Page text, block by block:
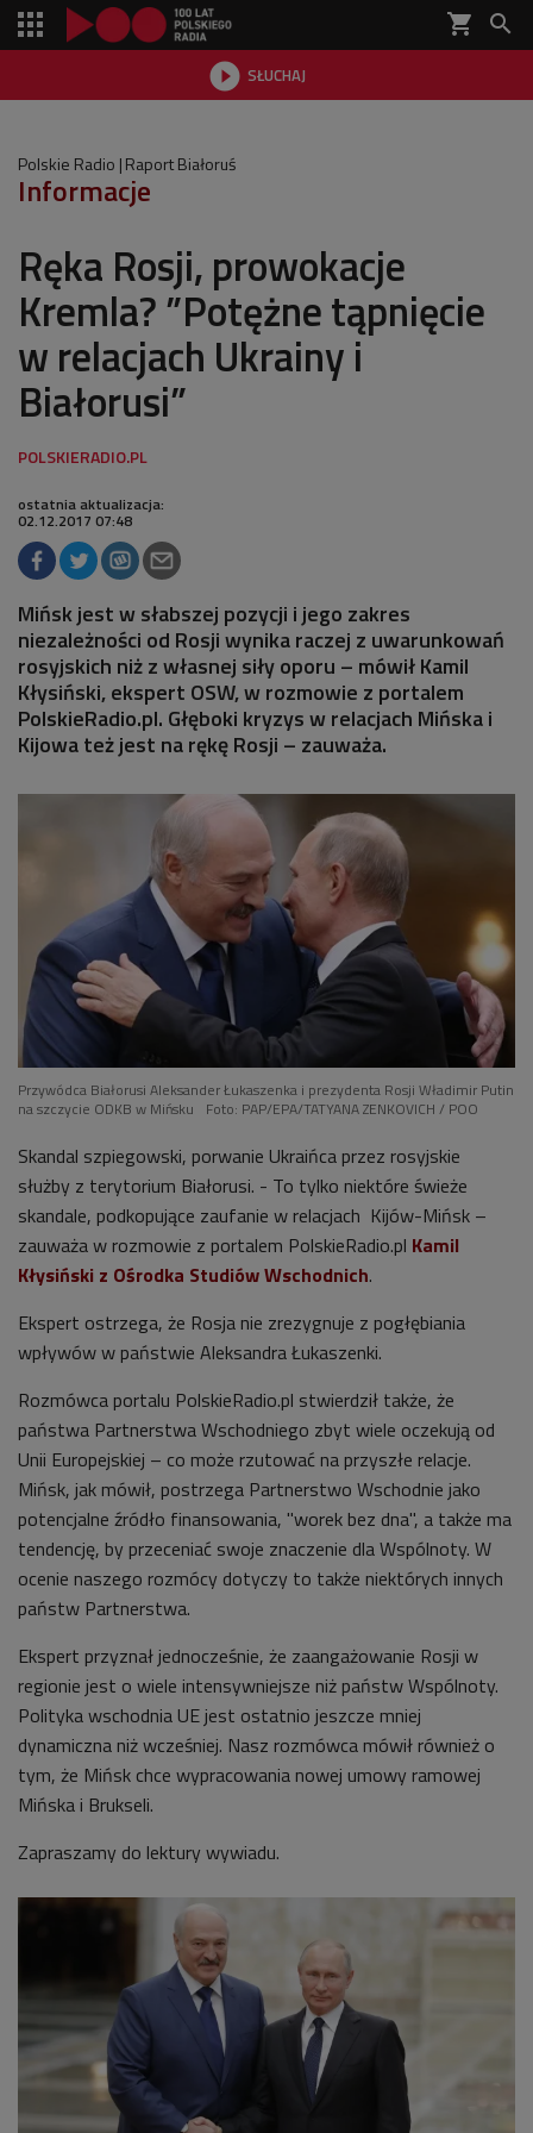
shopping_cart 
 SŁUCHAJ

Polskie Radio Raport Białoruś
Informacje
Ręka Rosji, prowokacje
Kremla? ”Potężne tąpnięcie
w relacjach Ukrainy i
Białorusi”
ostatnia aktualizacja:
02.12.2017 07:48
Mińsk jest w słabszej pozycji i jego zakres
niezależności od Rosji wynika raczej z uwarunkowań
rosyjskich niż z własnej siły oporu – mówił Kamil
Kłysiński, ekspert OSW, w rozmowie z portalem
PolskieRadio.pl. Głęboki kryzys w relacjach Mińska i
Kijowa też jest na rękę Rosji – zauważa.
Przywódca Białorusi Aleksander Łukaszenka i prezydenta Rosji Władimir Putin
na szczycie ODKB w Mińsku
Foto: PAP/EPA/TATYANA ZENKOVICH / POO
Skandal szpiegowski, porwanie Ukraińca przez rosyjskie
służby z terytorium Białorusi. - To tylko niektóre świeże
skandale, podkopujące zaufanie w relacjach Kijów-Mińsk –
zauważa w rozmowie z portalem PolskieRadio.pl Kamil
Kłysiński z Ośrodka Studiów Wschodnich.
Ekspert ostrzega, że Rosja nie zrezygnuje z pogłębiania
wpływów w państwie Aleksandra Łukaszenki.
Rozmówca portalu PolskieRadio.pl stwierdził także, że
państwa Partnerstwa Wschodniego zbyt wiele oczekują od
Unii Europejskiej – co może rzutować na przyszłe relacje.
Mińsk, jak mówił, postrzega Partnerstwo Wschodnie jako
potencjalne źródło finansowania, "worek bez dna", a także ma
tendencję, by przeceniać swoje znaczenie dla Wspólnoty. W
ocenie naszego rozmócy dotyczy to także niektórych innych
państw Partnerstwa.
Ekspert przyznał jednocześnie, że zaangażowanie Rosji w
regionie jest o wiele intensywniejsze niż państw Wspólnoty.
Polityka wschodnia UE jest ostatnio jeszcze mniej
dynamiczna niż wcześniej. Nasz rozmówca mówił również o
tym, że Mińsk chce wypracowania nowej umowy ramowej
Mińska i Brukseli.
Zapraszamy do lektury wywiadu.